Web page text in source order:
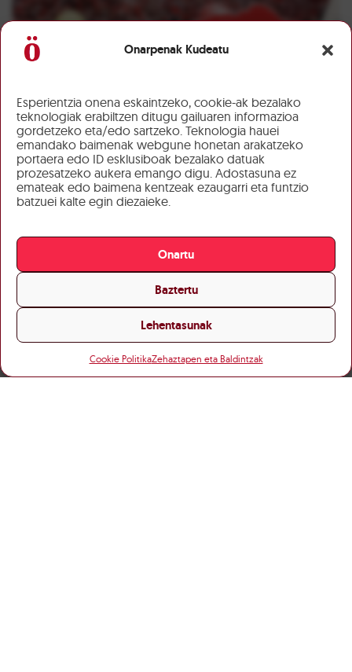
Onarpenak Kudeatu
Esperientzia onena eskaintzeko, cookie-ak bezalako
teknologiak erabiltzen ditugu gailuaren informazioa
gordetzeko eta/edo sartzeko. Teknologia hauei
emandako baimenak webgune honetan arakatzeko
portaera edo ID esklusiboak bezalako datuak
prozesatzeko aukera emango digu. Adostasuna ez
emateak edo baimena kentzeak ezaugarri eta funtzio
batzuei kalte egin diezaieke.
Onartu
Baztertu
Lehentasunak
Cookie PolitikaZehaztapen eta Baldintzak